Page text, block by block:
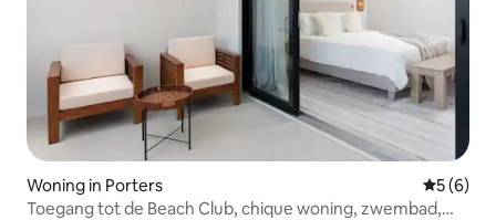
Woning in Porters
5 (6)
Toegang tot de Beach Club, chique woning, zwembad,